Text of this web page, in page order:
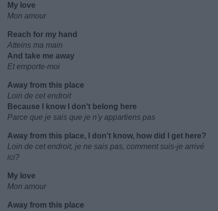
My love
Mon amour
Reach for my hand
Atteins ma main
And take me away
Et emporte-moi
Away from this place
Loin de cet endroit
Because I know I don't belong here
Parce que je sais que je n'y appartiens pas
Away from this place, I don't know, how did I get here?
Loin de cet endroit, je ne sais pas, comment suis-je arrivé
ici?
My love
Mon amour
Away from this place